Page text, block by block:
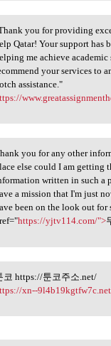
you for
you for providing
Qatar! Your support has
me achieve academic
your services to
assistance."
you for any
you for any other
else could I am getting
written in such a
a mission that I'm just
been on the look out for
https://yjtv114.com/">
https://툰코주
코 https://툰코주소.net/
xn--